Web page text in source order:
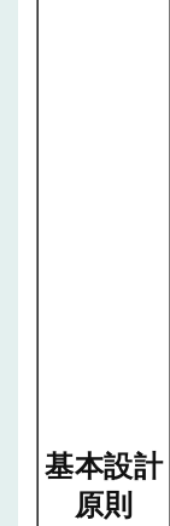
基本設計
原則